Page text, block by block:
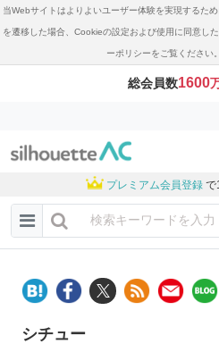
当Webサイトはよりよいユーザー体験を実現するた
を遷移した場合、Cookieの設定および使用に同意し
ーポリシーをご覧ください。
総会員数1600
プレミアム会員登録 で
シチュー